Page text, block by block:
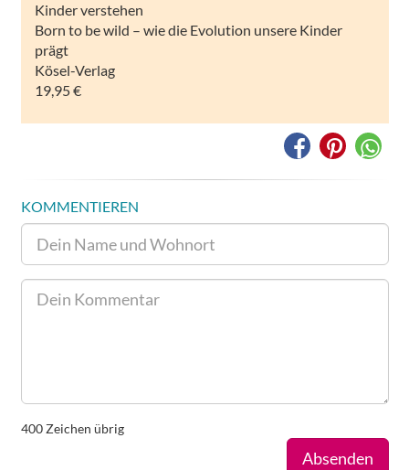
Kinder verstehen
Born to be wild – wie die Evolution unsere Kinder
prägt
Kösel-Verlag
19,95 €
KOMMENTIEREN
400 Zeichen übrig
Absenden